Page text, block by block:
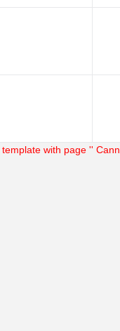
with page ''